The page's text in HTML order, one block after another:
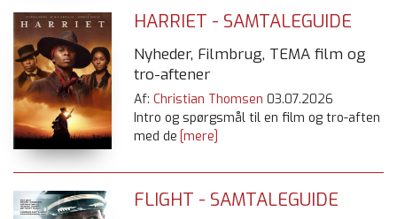
HARRIET - SAMTALEGUIDE
Nyheder, Filmbrug, TEMA film og
tro-aftener
Af: Christian Thomsen 03.07.2026
Intro og spørgsmål til en film og tro-aften
med de [mere]
FLIGHT - SAMTALEGUIDE